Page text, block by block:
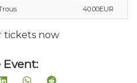
40.00EUR
tickets now
Event: